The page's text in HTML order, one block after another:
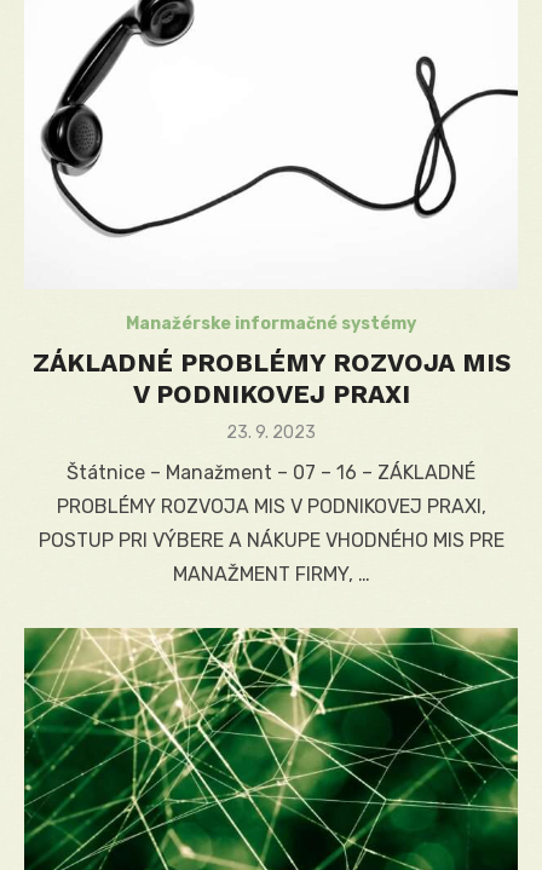
Manažérske informačné systémy
ZÁKLADNÉ PROBLÉMY ROZVOJA MIS
V PODNIKOVEJ PRAXI
Posted
23. 9. 2023
Štátnice – Manažment – 07 – 16 – ZÁKLADNÉ
PROBLÉMY ROZVOJA MIS V PODNIKOVEJ PRAXI,
POSTUP PRI VÝBERE A NÁKUPE VHODNÉHO MIS PRE
MANAŽMENT FIRMY, …